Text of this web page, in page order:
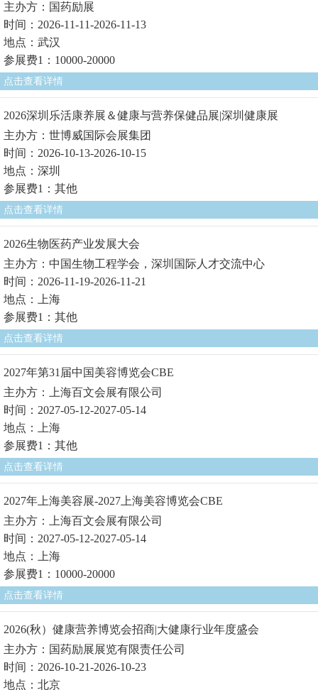
主办方：国药励展
时间：2026-11-11-2026-11-13
地点：武汉
参展费1：10000-20000
点击查看详情
2026深圳乐活康养展＆健康与营养保健品展|深圳健康展
主办方：世博威国际会展集团
时间：2026-10-13-2026-10-15
地点：深圳
参展费1：其他
点击查看详情
2026生物医药产业发展大会
主办方：中国生物工程学会，深圳国际人才交流中心
时间：2026-11-19-2026-11-21
地点：上海
参展费1：其他
点击查看详情
2027年第31届中国美容博览会CBE
主办方：上海百文会展有限公司
时间：2027-05-12-2027-05-14
地点：上海
参展费1：其他
点击查看详情
2027年上海美容展-2027上海美容博览会CBE
主办方：上海百文会展有限公司
时间：2027-05-12-2027-05-14
地点：上海
参展费1：10000-20000
点击查看详情
2026(秋）健康营养博览会招商|大健康行业年度盛会
主办方：国药励展展览有限责任公司
时间：2026-10-21-2026-10-23
地点：北京